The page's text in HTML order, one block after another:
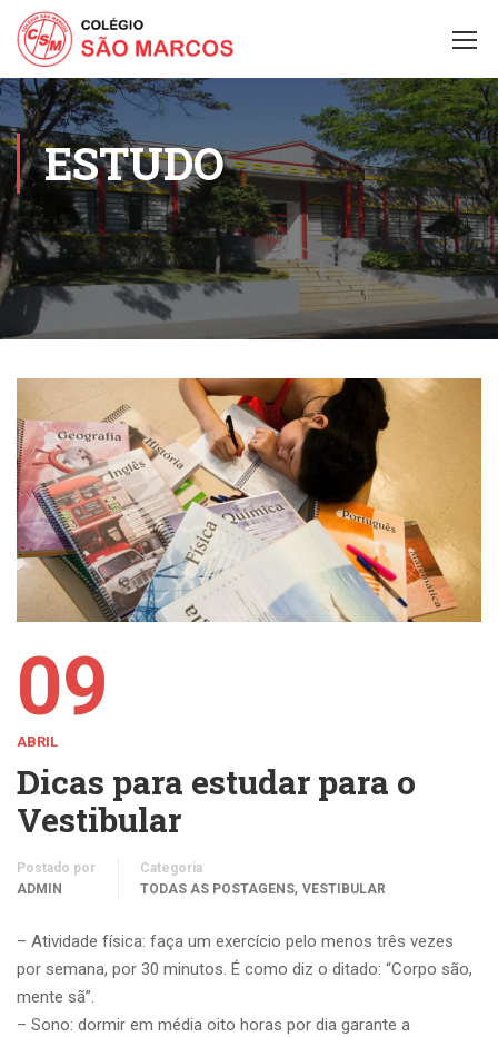
ESTUDO
09
ABRIL
Dicas para estudar para o
Vestibular
Postado por
ADMIN
Categoria
TODAS AS POSTAGENS, VESTIBULAR
– Atividade física: faça um exercício pelo menos três vezes
por semana, por 30 minutos. É como diz o ditado: “Corpo são,
mente sã”.
– Sono: dormir em média oito horas por dia garante a